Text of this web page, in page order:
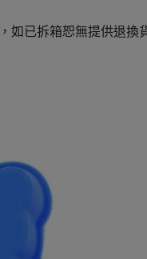
如已拆箱恕無提供退換